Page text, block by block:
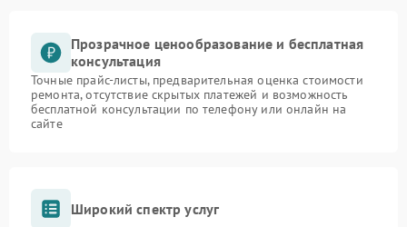
Прозрачное ценообразование и бесплатная
консультация
Точные прайс-листы, предварительная оценка стоимости
ремонта, отсутствие скрытых платежей и возможность
бесплатной консультации по телефону или онлайн на
сайте
Широкий спектр услуг